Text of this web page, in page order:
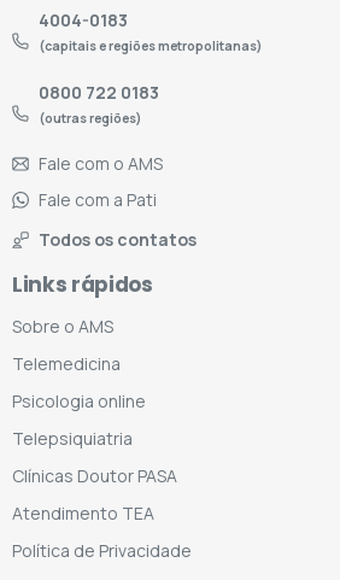
4004-0183
(capitais e regiões metropolitanas)
0800 722 0183
(outras regiões)
Fale com o AMS
Fale com a Pati
Todos os contatos
Links rápidos
Sobre o AMS
Telemedicina
Psicologia online
Telepsiquiatria
Clínicas Doutor PASA
Atendimento TEA
Política de Privacidade